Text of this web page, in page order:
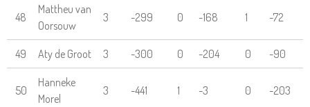
48
Mattheu van
Oorsouw
3 -299 0 -168 1 -72
49 Aty de Groot 3 -300 0 -204 0 -90
50
Hanneke
Morel
3 -441 1 -3 0 -203